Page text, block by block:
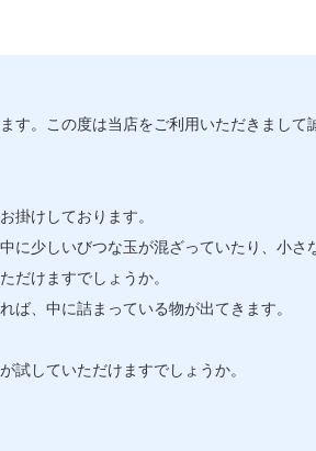
す。この度は当店をご利用いただきまして
掛けしております。
に少しいびつな玉が混ざっていたり、小さ
だけますでしょうか。
ば、中に詰まっている物が出てきます。
試していただけますでしょうか。